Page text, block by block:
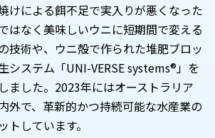
けによる餌不足で実入りが悪くなった
はなく美味しいウニに短期間で変える
技術や、ウニ殻で作られた堆肥ブロッ
システム「UNI-VERSE systems®」を
ました。2023年にはオーストラリア
外で、革新的かつ持続可能な水産業の
しています。